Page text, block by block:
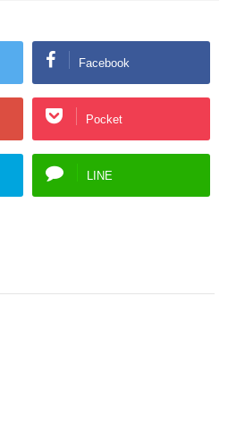
Facebook
Pocket
LINE